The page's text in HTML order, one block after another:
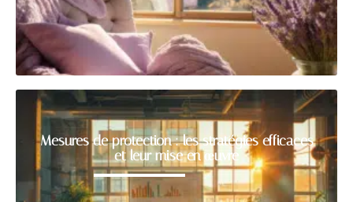
Mesures de protection : les stratégies efficaces
et leur mise en œuvre